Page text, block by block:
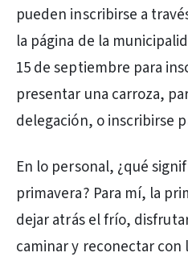
pueden inscribirse a
la página de la
15 de septiembre para
presentar una carroza,
delegación, o inscribirse
En lo personal, ¿qué
primavera? Para mí, la
dejar atrás el frío,
caminar y reconectar con